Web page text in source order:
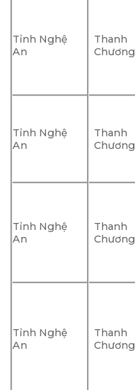
Tỉnh Nghệ
An
Thanh
Chương
Tỉnh Nghệ
An
Thanh
Chương
Tỉnh Nghệ
An
Thanh
Chương
Tỉnh Nghệ
An
Thanh
Chương